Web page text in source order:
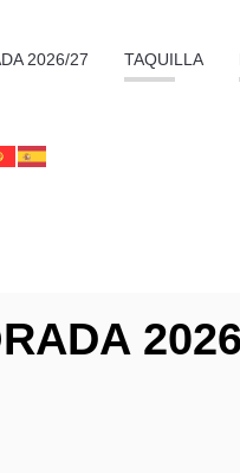
2026/27 TAQUILLA